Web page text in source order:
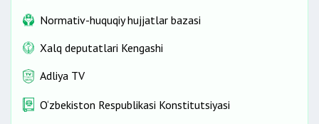
Normativ-huquqiy hujjatlar bazasi
Xalq deputatlari Kengashi
Adliya TV
O‘zbekiston Respublikasi Konstitutsiyasi